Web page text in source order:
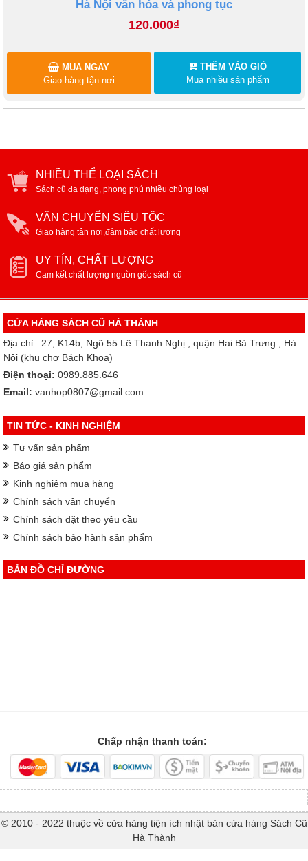
Hà Nội văn hóa và phong tục
120.000₫
THÊM VÀO GIỎ
Mua nhiều sản phẩm
MUA NGAY
Giao hàng tận nơi
NHIỀU THỂ LOẠI SÁCH
Sách cũ đa dạng, phong phú nhiều chủng loại
VẬN CHUYỂN SIÊU TỐC
Giao hàng tận nơi,đảm bảo chất lượng
UY TÍN, CHẤT LƯỢNG
Cam kết chất lượng nguồn gốc sách cũ
CỬA HÀNG SÁCH CŨ HÀ THÀNH
Địa chỉ : 27, K14b, Ngõ 55 Lê Thanh Nghị , quận Hai Bà Trưng , Hà
Nội (khu chợ Bách Khoa)
Điện thoại: 0989.885.646
Email: vanhop0807@gmail.com
TIN TỨC - KINH NGHIỆM
Tư vấn sản phẩm
Báo giá sản phẩm
Kinh nghiệm mua hàng
Chính sách vận chuyển
Chính sách đặt theo yêu cầu
Chính sách bảo hành sản phẩm
BẢN ĐỒ CHỈ ĐƯỜNG
Chấp nhận thanh toán:
© 2010 - 2022 thuộc về cửa hàng tiện ích nhật bản cửa hàng Sách Cũ
Hà Thành